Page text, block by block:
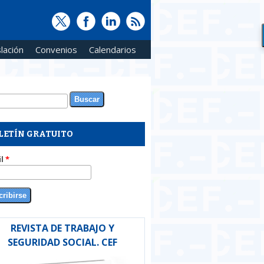
Convenios Calendarios
de búsqueda
GRATUITO
*
REVISTA DE TRABAJO Y
SEGURIDAD SOCIAL. CEF